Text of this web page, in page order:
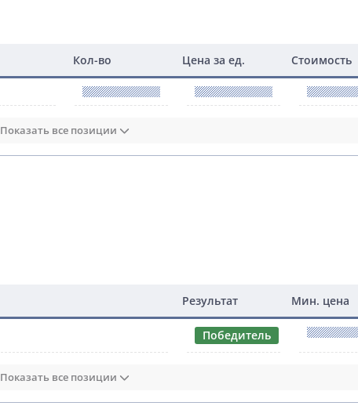
Кол-во Цена за ед. Стоимость
Показать все позиции
Результат Мин. цена
Победитель
Показать все позиции